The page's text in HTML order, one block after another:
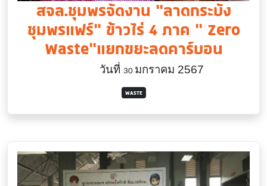
สจล.ชุมพรจัดงาน “ลาดกระบัง
ชุมพรแฟร์” ข้าวไร่ 4 ภาค “ Zero
Waste”แยกขยะลดคาร์บอน
วันที่ 30 มกราคม 2567
WASTE